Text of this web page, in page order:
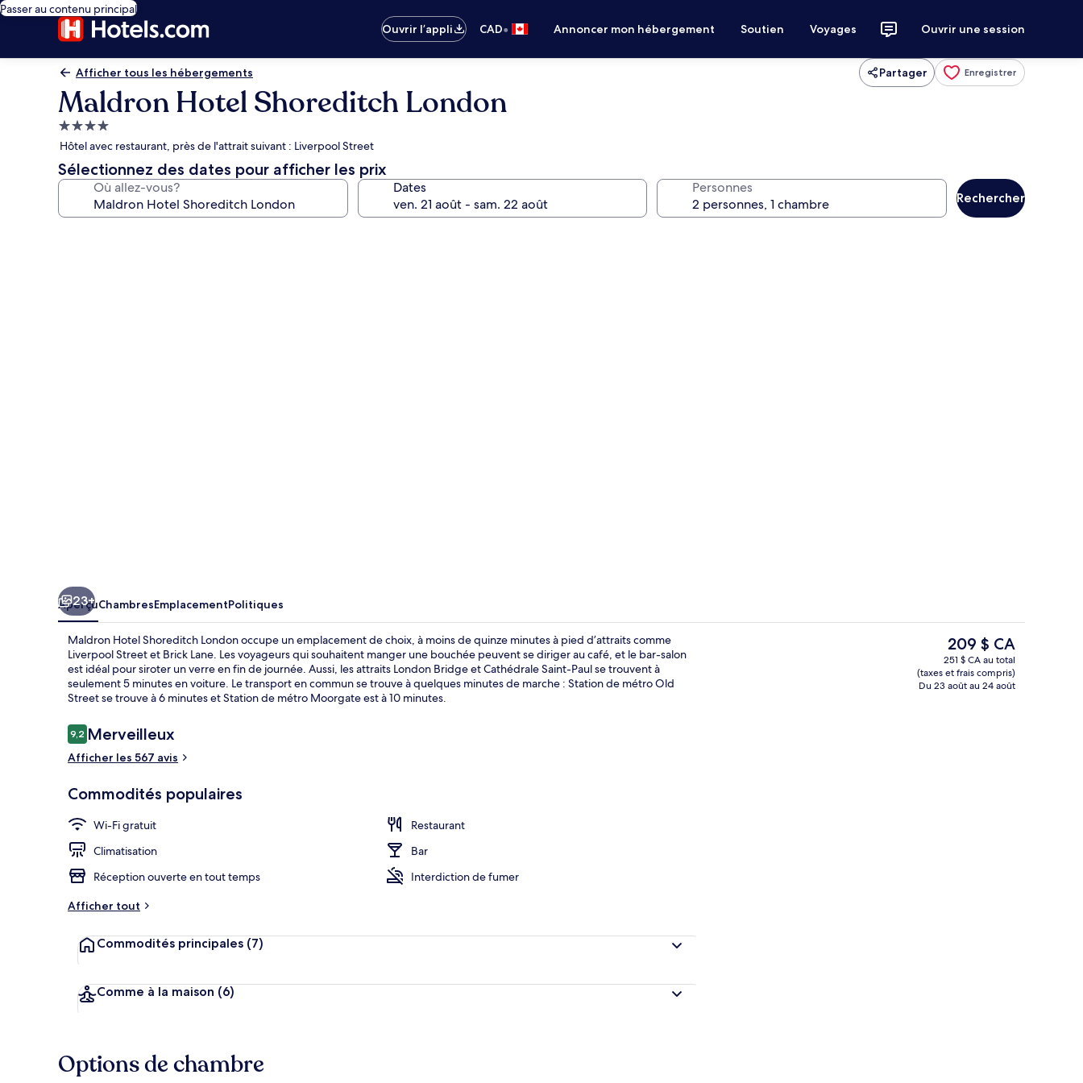
Passer au contenu principal
Ouvrir l’appli
CAD• Annoncer mon hébergement Soutien Voyages Ouvrir une session
Afficher tous les hébergements Partager Enregistrer
Maldron Hotel Shoreditch London
Hébergement
4.0 étoiles
Hôtel avec restaurant, près de l'attrait suivant : Liverpool Street
Sélectionnez des dates pour afficher les prix
Où allez-vous? Dates Personnes
Rechercher
Chambre Deluxe double | Système d’insonorisation, fer et planche à repasser, literie
Vue sur le paysage depuis
23+
AperçuChambresEmplacementPolitiques
Maldron Hotel Shoreditch London occupe un emplacement de choix, à moins de quinze minutes à pied d’attraits comme
Liverpool Street et Brick Lane. Les voyageurs qui souhaitent manger une bouchée peuvent se diriger au café, et le bar-salon
est idéal pour siroter un verre en fin de journée. Aussi, les attraits London Bridge et Cathédrale Saint-Paul se trouvent à
seulement 5 minutes en voiture. Le transport en commun se trouve à quelques minutes de marche : Station de métro Old
Street se trouve à 6 minutes et Station de métro Moorgate est à 10 minutes.
Avis
9,29,2 sur 10 –
Merveilleux
Afficher les 567 avis
Commodités populaires
Wi-Fi gratuit
Restaurant
Climatisation
Bar
Réception ouverte en tout temps
Interdiction de fumer
Afficher tout
Commodités principales (7)
Comme à la maison (6)
Le
prix
actuel
est
209 $ CA
251 $ CA au total
(taxes et frais compris)
Du 23 août au 24 août
Options de chambre